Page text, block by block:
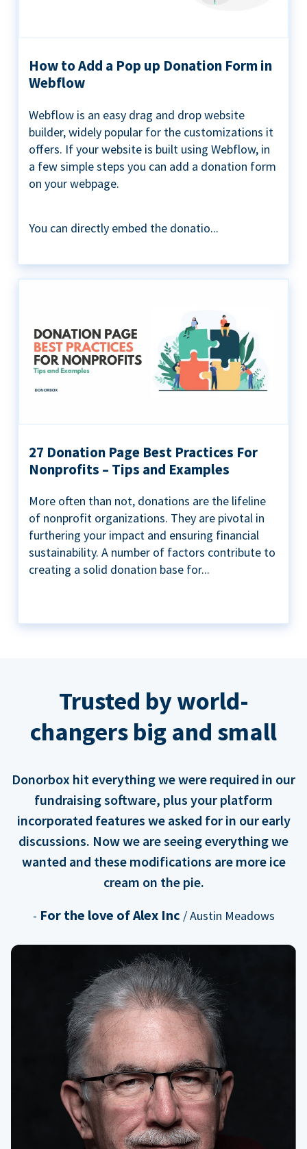
How to Add a Pop up Donation Form in
Webflow
Webflow is an easy drag and drop website
builder, widely popular for the customizations it
offers. If your website is built using Webflow, in
a few simple steps you can add a donation form
on your webpage.
You can directly embed the donatio...
27 Donation Page Best Practices For
Nonprofits – Tips and Examples
More often than not, donations are the lifeline
of nonprofit organizations. They are pivotal in
furthering your impact and ensuring financial
sustainability. A number of factors contribute to
creating a solid donation base for...
Trusted by world-
changers big and small
Donorbox hit everything we were required in our
fundraising software, plus your platform
incorporated features we asked for in our early
discussions. Now we are seeing everything we
wanted and these modifications are more ice
cream on the pie.
- For the love of Alex Inc / Austin Meadows